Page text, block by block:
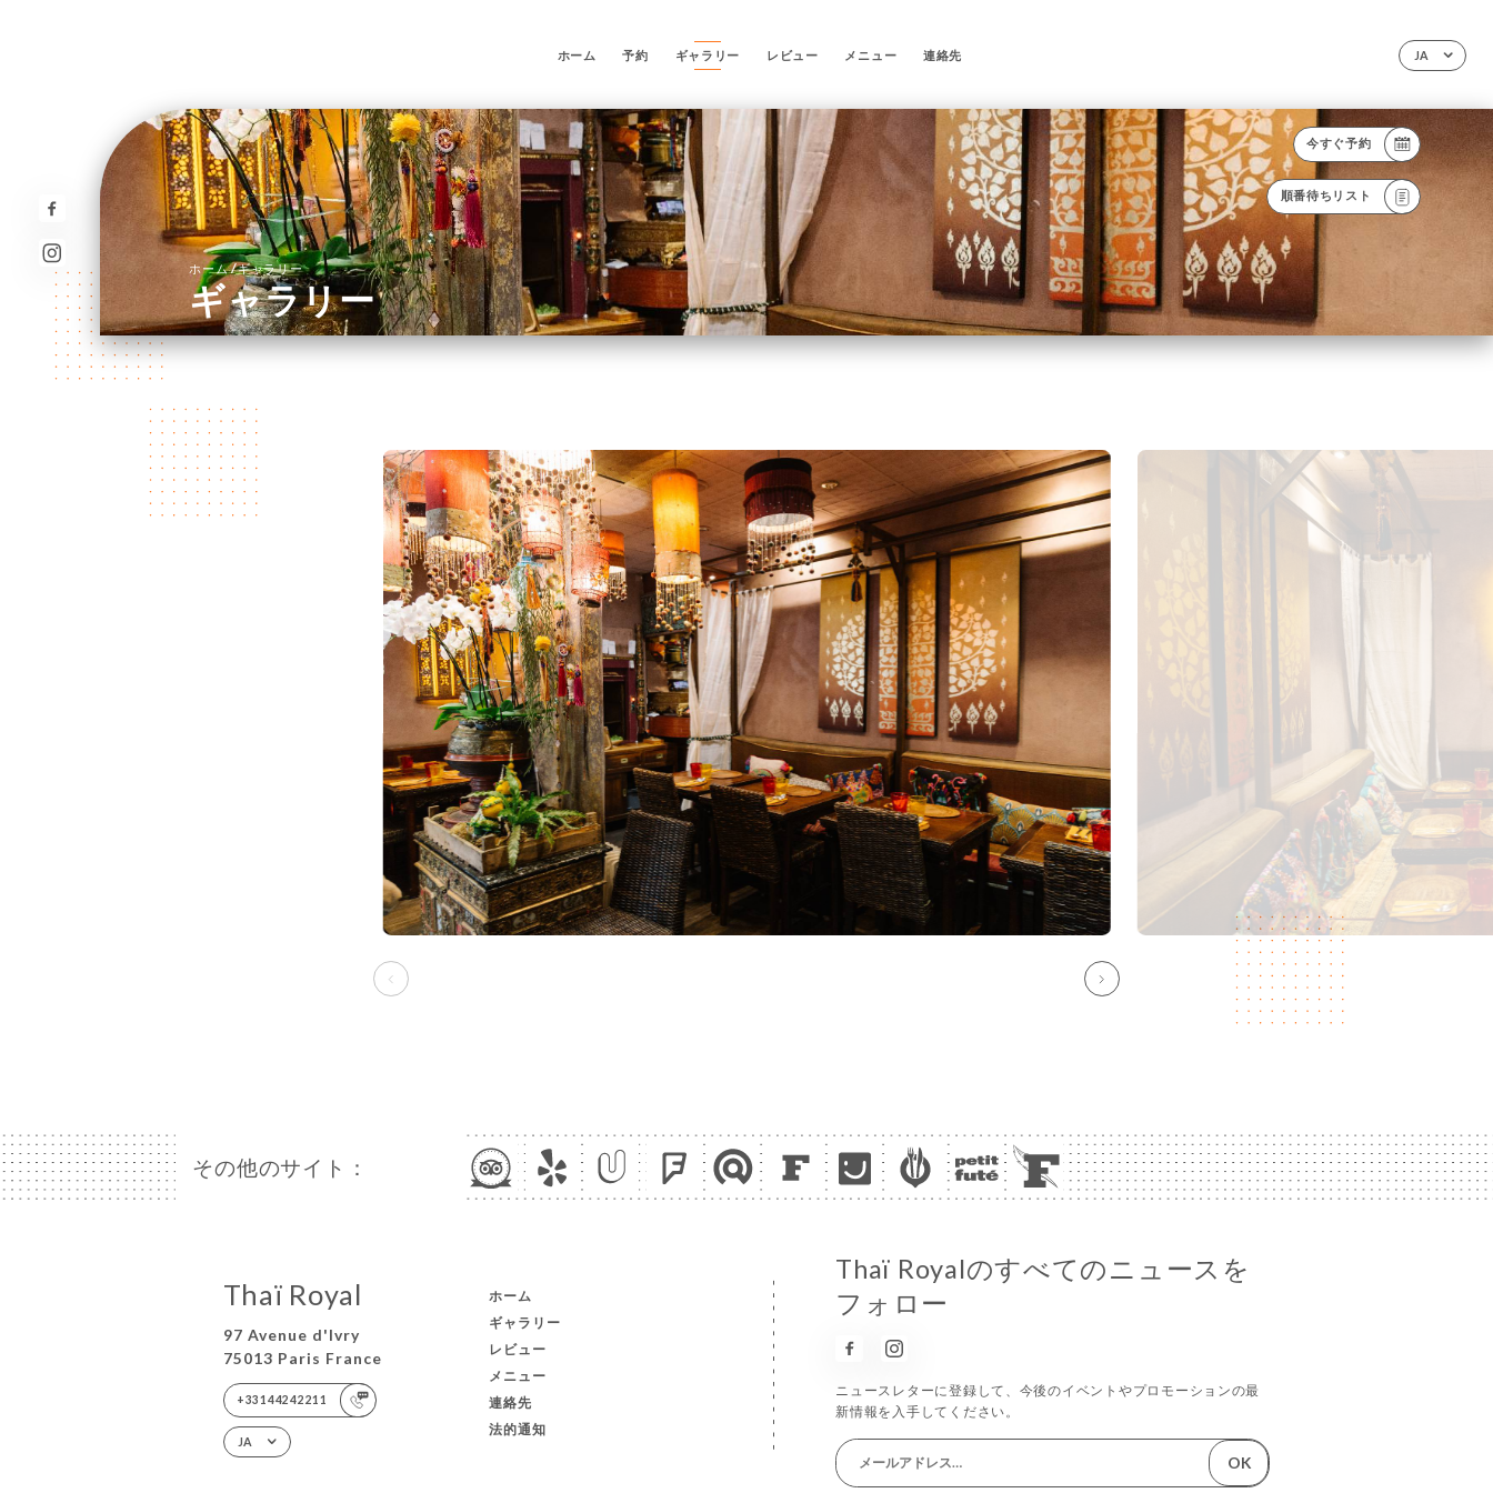
JA
ホーム 予約 ギャラリー レビュー メニュー 連絡先
今すぐ予約
順番待ちリスト
ホーム/ギャラリー
ギャラリー
その他のサイト：
Thaï Royal
97 Avenue d'Ivry
75013 Paris France
+33144242211
JA
ホーム
ギャラリー
レビュー
メニュー
連絡先
法的通知
Thaï Royalのすべてのニュースを
フォロー
ニュースレターに登録して、今後のイベントやプロモーションの最
新情報を入手してください。
OK